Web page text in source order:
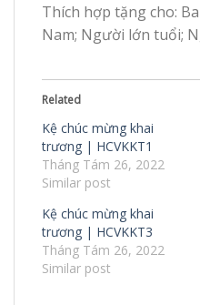
Thích hợp tặng cho:
Nam; Người lớn tuổi;
Related
Kệ chúc mừng khai
trương | HCVKKT1
Tháng Tám 26, 2022
Similar post
Kệ chúc mừng khai
trương | HCVKKT3
Tháng Tám 26, 2022
Similar post